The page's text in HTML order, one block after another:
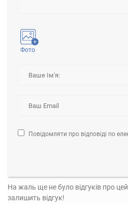
Фото
Повідомляти про відповіді по
На жаль ще не було відгуків про
залишить відгук!